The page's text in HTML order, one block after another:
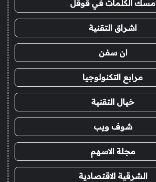
مسك الكلمات في قوقل
اشراق التقنية
ان سفن
مرابع التكنولوجيا
خيال التقنية
شوف ويب
مجلة الاسهم
الشرقية الاقتصادية